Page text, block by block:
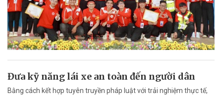
Đưa kỹ năng lái xe an toàn đến người dân
Bằng cách kết hợp tuyên truyền pháp luật với trải nghiệm thực tế,